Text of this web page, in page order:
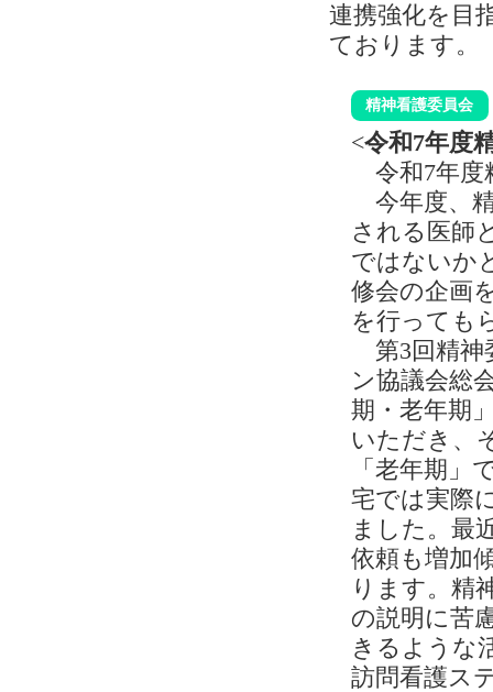
連携強化を目
ております。
精神看護委員会
<令和7年度
令和7年度
今年度、
される医師
ではないか
修会の企画
を行っても
第3回精神
ン協議会総
期・老年期
いただき、
「老年期」
宅では実際
ました。最
依頼も増加
ります。精
の説明に苦
きるような
訪問看護ス